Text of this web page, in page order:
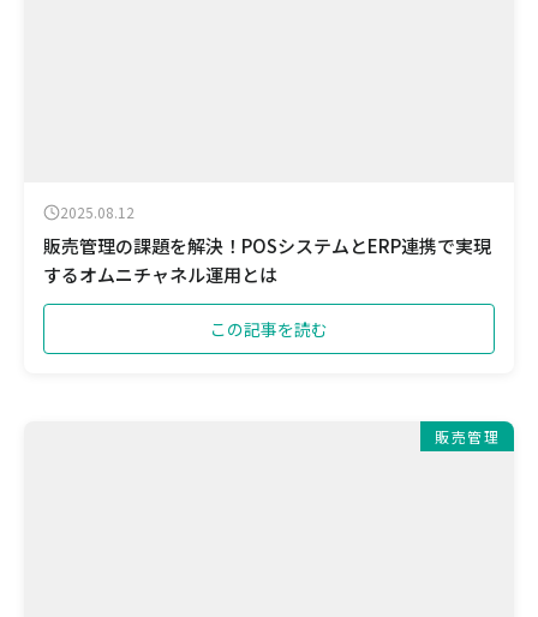
2025.08.12
販売管理の課題を解決！POSシステムとERP連携で実現
するオムニチャネル運用とは
この記事を読む
販売管理